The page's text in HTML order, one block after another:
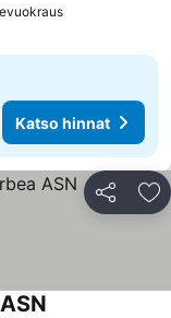
Katso hinnat
Katso hinnat
Jaa